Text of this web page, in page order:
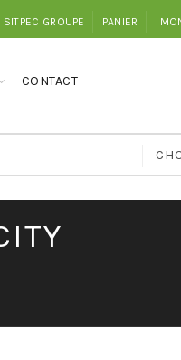
SITPEC GROUPE PANIER
CONTACT